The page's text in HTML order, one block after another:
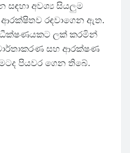
සඳහා අවශ්‍ය සියලුම
රඳවාගෙන ඇත.
අධීක්ෂණයකට ලක් කරමින්
සහ ආරක්ෂණ
පියවර ගෙන තිබේ.